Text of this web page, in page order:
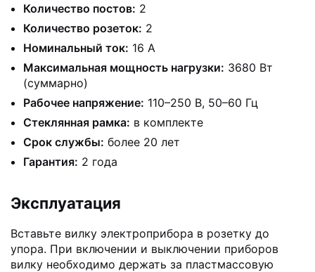
Количество постов: 2
Количество розеток: 2
Номинальный ток: 16 А
Максимальная мощность нагрузки: 3680 Вт
(суммарно)
Рабочее напряжение: 110–250 В, 50–60 Гц
Стеклянная рамка: в комплекте
Срок службы: более 20 лет
Гарантия: 2 года
Эксплуатация
Вставьте вилку электроприбора в розетку до
упора. При включении и выключении приборов
вилку необходимо держать за пластмассовую